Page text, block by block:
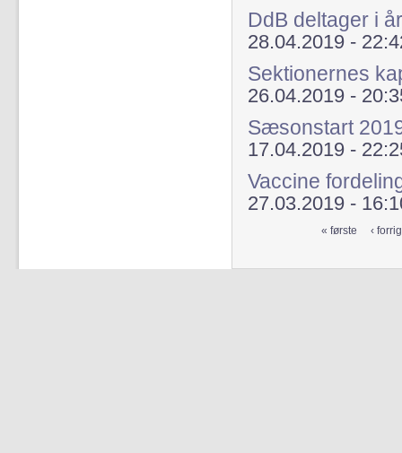
DdB deltager i
28.04.2019 -
Sektionernes
26.04.2019 -
Sæsonstart
17.04.2019 -
Vaccine
27.03.2019 -
« første ‹